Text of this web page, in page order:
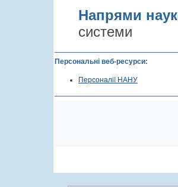
Напрями
системи
Персональні веб-ресурси:
Персоналії НАНУ